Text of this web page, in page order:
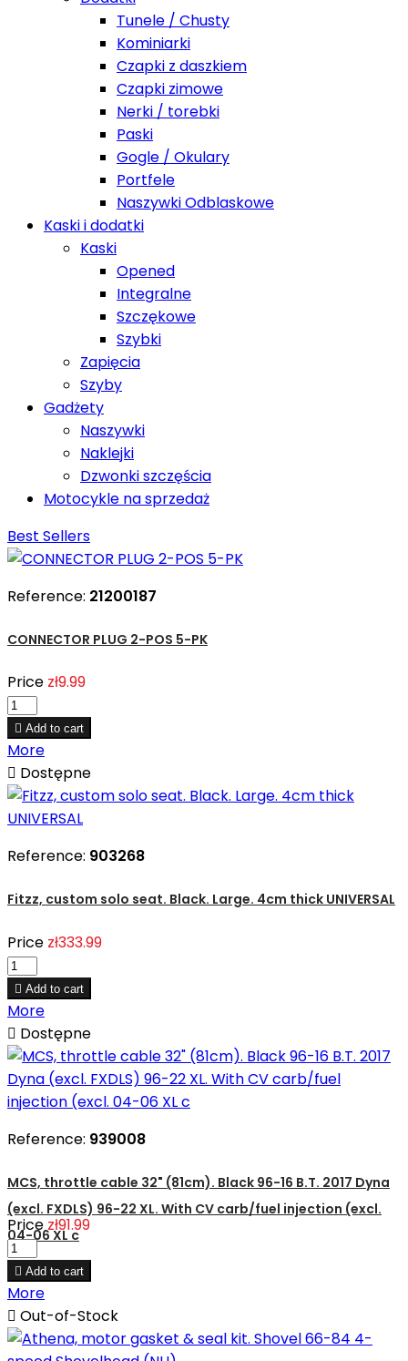
Tunele / Chusty
Kominiarki
Czapki z daszkiem
Czapki zimowe
Nerki / torebki
Paski
Gogle / Okulary
Portfele
Naszywki Odblaskowe
Kaski i dodatki
Kaski
Opened
Integralne
Szczękowe
Szybki
Zapięcia
Szyby
Gadżety
Naszywki
Naklejki
Dzwonki szczęścia
Motocykle na sprzedaż
Best Sellers
Reference: 21200187
CONNECTOR PLUG 2-POS 5-PK
Price zł9.99
 Add to cart
More
 Dostępne
Reference: 903268
Fitzz, custom solo seat. Black. Large. 4cm thick UNIVERSAL
Price zł333.99
 Add to cart
More
 Dostępne
Reference: 939008
MCS, throttle cable 32" (81cm). Black 96-16 B.T. 2017 Dyna
(excl. FXDLS) 96-22 XL. With CV carb/fuel injection (excl.
04-06 XL c
Pricezł91.99
 Add to cart
More
 Out-of-Stock